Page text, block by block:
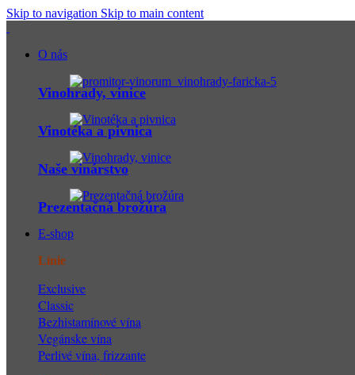
Skip to navigation Skip to main content
O nás
Vinohrady, vinice
Vinotéka a pivnica
Naše vinárstvo
Prezentačná brožúra
E-shop
Línie
Exclusive
Classic
Bezhistamínové vína
Vegánske vína
Perlivé vína, frizzante